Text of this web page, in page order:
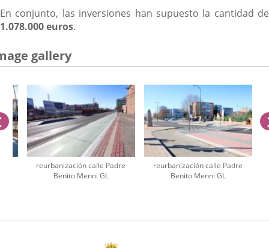
En conjunto, las inversiones han supuesto la cantidad de
1.078.000 euros.
gallery
reurbanización calle Padre
Benito Menni GL
reurbanización calle Padre
Benito Menni GL
previus